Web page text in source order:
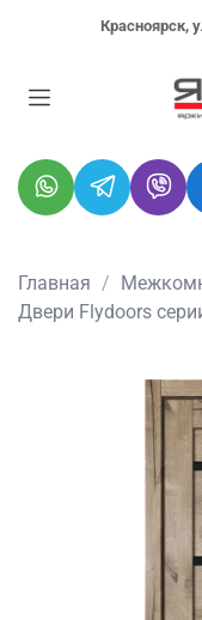
Красноярск,
Главная
Двери Flydoors